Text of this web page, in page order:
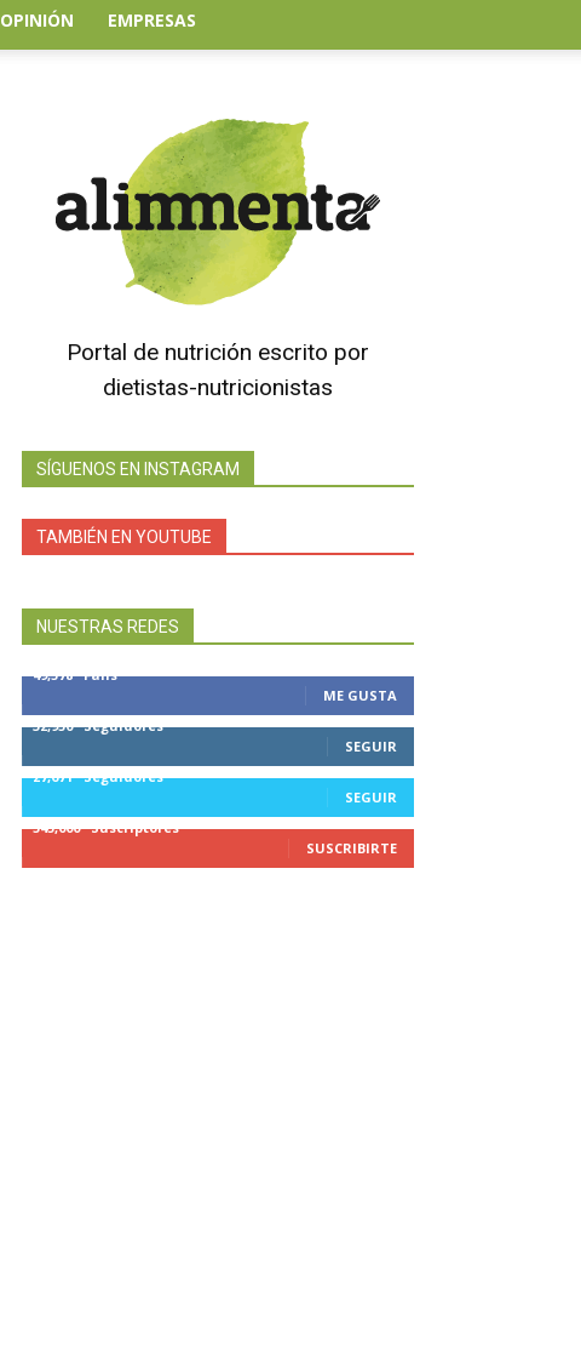
OPINIÓN EMPRESAS
Portal de nutrición escrito por
dietistas-nutricionistas
SÍGUENOS EN INSTAGRAM
TAMBIÉN EN YOUTUBE
NUESTRAS REDES
49,578 Fans
ME GUSTA
32,950 Seguidores
SEGUIR
27,671 Seguidores
SEGUIR
545,000 Suscriptores
SUSCRIBIRTE